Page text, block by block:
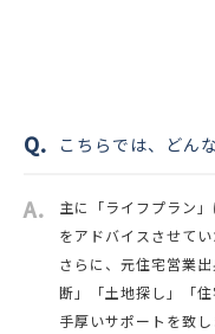
こちらでは、どん
主に「ライフプラン
をアドバイスさせてい
さらに、元住宅営業
断」「土地探し」「
手厚いサポートを致し